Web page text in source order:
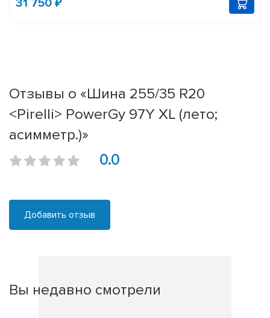
31 750 ₽
Отзывы о «Шина 255/35 R20
<Pirelli> PowerGy 97Y XL (лето;
асимметр.)»
0.0
Добавить отзыв
Вы недавно смотрели